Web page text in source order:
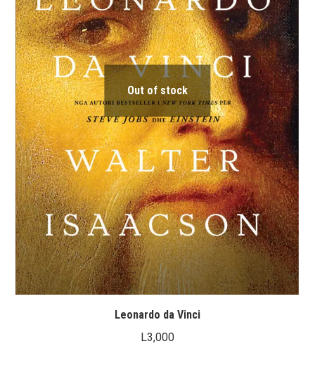
Out of stock
Leonardo da Vinci
L3,000